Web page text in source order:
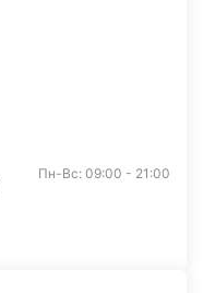
Пн-Вс: 09:00 - 21:00